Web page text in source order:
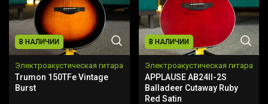
В НАЛИЧИИ
Электроакустическая гитара
Trumon 150TFe Vintage
Burst
В НАЛИЧИИ
Электроакустическая гитара
APPLAUSE AB24II-2S
Balladeer Cutaway Ruby
Red Satin